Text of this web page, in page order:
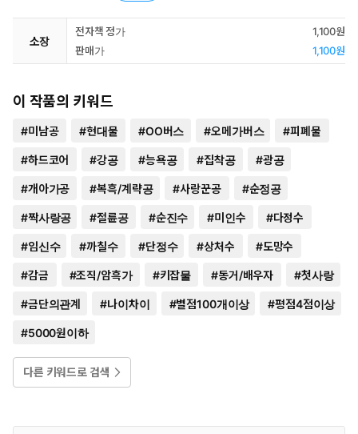
소장
전자책 정가
1,100원
판매가
1,100원
이 작품의 키워드
#미남공 #현대물 #OO버스 #오메가버스 #피폐물
#하드코어 #강공 #능욕공 #집착공 #광공
#개아가공 #복흑/계략공 #사랑꾼공 #순정공
#짝사랑공 #절륜공 #순진수 #미인수 #다정수
#임신수 #까칠수 #단정수 #상처수 #도망수
#감금 #조직/암흑가 #키잡물 #동거/배우자 #첫사랑
#금단의관계 #나이차이 #별점100개이상 #평점4점이상
#5000원이하
다른 키워드로 검색